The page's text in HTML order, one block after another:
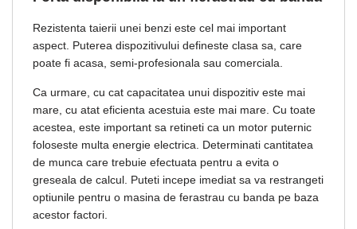
Rezistenta taierii unei benzi este cel mai important
aspect. Puterea dispozitivului defineste clasa sa, care
poate fi acasa, semi-profesionala sau comerciala.
Ca urmare, cu cat capacitatea unui dispozitiv este mai
mare, cu atat eficienta acestuia este mai mare. Cu toate
acestea, este important sa retineti ca un motor puternic
foloseste multa energie electrica. Determinati cantitatea
de munca care trebuie efectuata pentru a evita o
greseala de calcul. Puteti incepe imediat sa va restrangeti
optiunile pentru o masina de ferastrau cu banda pe baza
acestor factori.